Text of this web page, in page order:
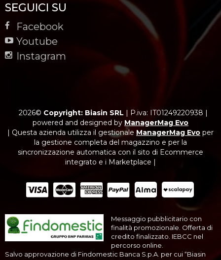
SEGUICI SU
Facebook
Youtube
Instagram
2026© Copyright: Biasin SRL | P.iva: IT01249220938 |
powered and designed by ManagerMag Evo
| Questa azienda utilizza il gestionale ManagerMag Evo per
la gestione completa del magazzino e per la
sincronizzazione automatica con il sito di Ecommerce
integrato e i Marketplace |
Messaggio pubblicitario con
finalità promozionale. Offerta di
credito finalizzato. IEBCC nel
percorso online.
Salvo approvazione di Findomestic Banca S.p.A. per cui “Biasin